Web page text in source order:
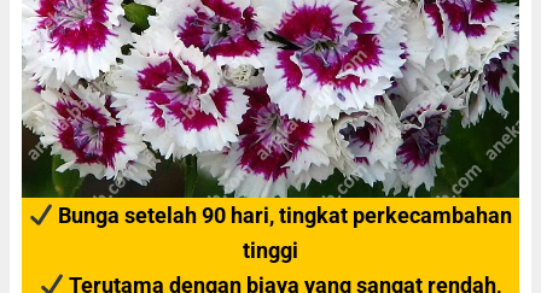
Bunga setelah 90 hari, tingkat perkecambahan
tinggi
Terutama dengan biaya yang sangat rendah,